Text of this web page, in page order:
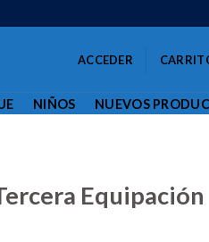
ACCEDER
NIÑOS NUEVOS
Equipación